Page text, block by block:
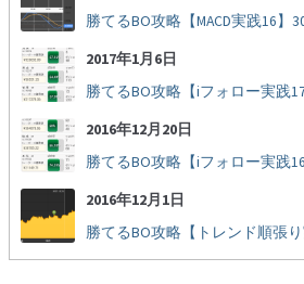
勝てるBO攻略【MACD実践16】
2017年1月6日
2016年12月20日
2016年12月1日